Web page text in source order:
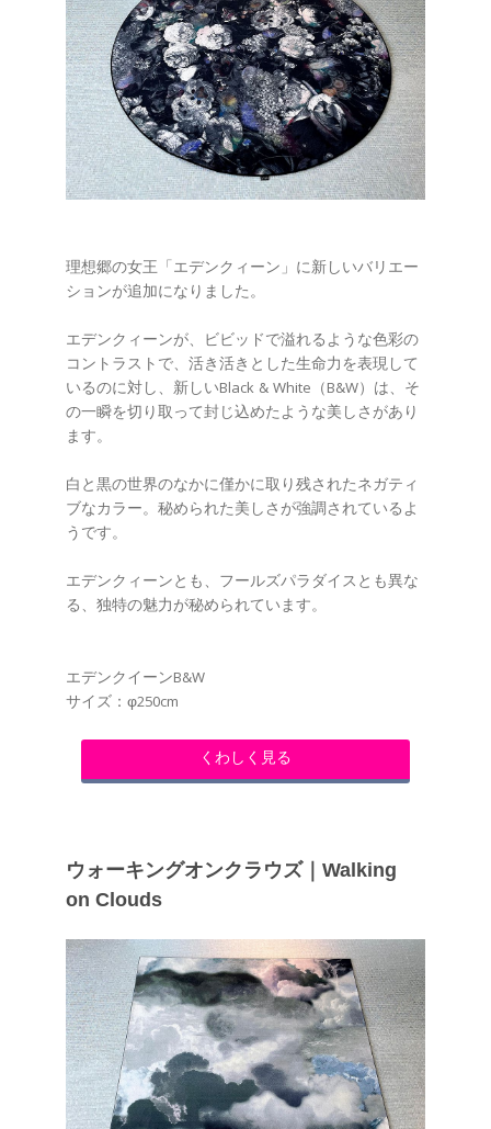
理想郷の女王「エデンクィーン」に新しいバリエー
ションが追加になりました。
エデンクィーンが、ビビッドで溢れるような色彩の
コントラストで、活き活きとした生命力を表現して
いるのに対し、新しいBlack & White（B&W）は、そ
の一瞬を切り取って封じ込めたような美しさがあり
ます。
白と黒の世界のなかに僅かに取り残されたネガティ
ブなカラー。秘められた美しさが強調されているよ
うです。
エデンクィーンとも、フールズパラダイスとも異な
る、独特の魅力が秘められています。
エデンクイーンB&W
サイズ：φ250cm
くわしく見る
ウォーキングオンクラウズ｜Walking
on Clouds